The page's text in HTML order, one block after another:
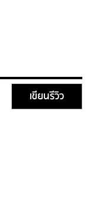
เขียนรีวิว